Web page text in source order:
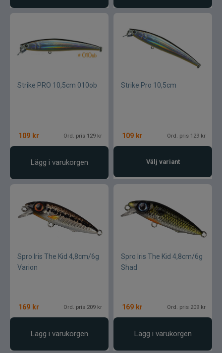
Strike PRO 10,5cm 010ob
109 kr Ord. pris 129 kr
Lägg i varukorgen
Strike Pro 10,5cm
109 kr Ord. pris 129 kr
Välj variant
Spro Iris The Kid 4,8cm/6g
Varion
169 kr Ord. pris 209 kr
Lägg i varukorgen
Spro Iris The Kid 4,8cm/6g
Shad
169 kr Ord. pris 209 kr
Lägg i varukorgen